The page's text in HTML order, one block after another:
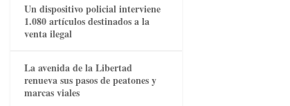
Un dispositivo policial interviene
1.080 artículos destinados a la
venta ilegal
La avenida de la Libertad
renueva sus pasos de peatones y
marcas viales